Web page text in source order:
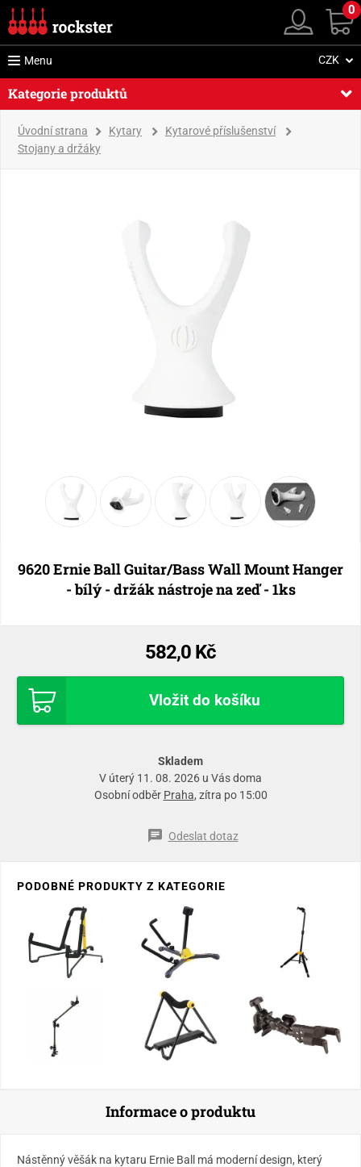
0
Menu CZK
Kategorie produktů
Úvodní strana Kytary
Kytarové příslušenství
Stojany a držáky
9620 Ernie Ball Guitar/Bass Wall Mount Hanger
- bílý - držák nástroje na zeď - 1ks
582,0 Kč
Vložit do košíku
Skladem
V úterý 11. 08. 2026 u Vás doma
Osobní odběr Praha, zítra po 15:00
Odeslat dotaz
PODOBNÉ PRODUKTY Z KATEGORIE
Informace o produktu
Nástěnný věšák na kytaru Ernie Ball má moderní design, který